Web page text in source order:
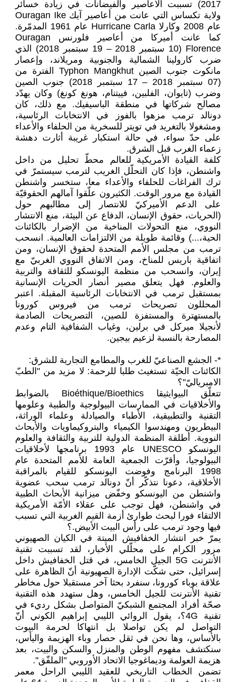
2017) تسببت الأعاصير والفيضانات في زيادة خسائر
ولاية تكساس التي عانت من أعاصير آيك Ouragan Ike
عام 2008 وكارلا Hurricane Carla عام 1961 المدمّرة.
كما عانت أميركا من أعاصير فلورنس Ouragan
Florence (10 سبتمبر 2018 – 19 سبتمبر 2018) الذي
ضرب كارولينا الشمالية والجنوبية ومريلاند، وإعصار
مانكوت جنوب الصين Typhon Mangkhut الفترة من
(07 سبتمبر 2018 – 17 سبتمبر 2018) جنوب الصين
وضرب (تايوان، الفلبين، فييتنام، هونغ كونغ) وكان يهدّد
مصالح شركاتها في منطقة الباسيفيك. مع ذلك، كان
دونالد ترمب مزهوا بالفوز في الانتخابات الرئاسية،
ومشغولا بالتغريد في تويتر للسخرية من الحلفاء والأعداء
على حدّ سواء، في حالة استكبار غريبة أثارت دهشة
زعماء الغرب قبل الشرق.
كلفة القيادة الأمريكية للعالم محطّ تحليل من داخل
واشنطن، فإذا كان التحلّل الغريب لترمب سيستمرّ في
ترك الفراغات للحلفاء والأعداء معا، ستخسر واشنطن
القيادة مع مرور الوقت. الكثيرون علّقوا آمالهم الحقوقيّة
على الدعم الأميركيّ للانتصار إلى مطالبهم حول
(الحريات، حقوق الإنسان، الدفاع عن البيئة، منع الانتشار
النووي، منع التحولات المناخية من الإضرار بالكائنات
الحية،...) وقائمة طويلة من الالتزامات العالمية. انسحب
ترمب من مجلس الأمم المتحدة لحقوق الإنسان، ومن
اتفاقية باريس للمناخ، ومن الاتفاق النووي الغربيّ مع
إيران، وانسحب من منظمة اليونسكو للثقافة والتربية
والعلوم. فهل يتعلق مصير أنصار الحريات الإنسانية
بمستقبل ترمب في الانتخابات الرئاسية المقبلة. اعتبر
المحللون تصريحات ترمب من فيروس كورونا
بالمستهترة والمستفزة للصين، التصريحات الصادمة
لأنجيلا ميركل في برلين، وغياب الشفافية التام وعدم
المصارحة بالنسبة لزعيم بيجين.
*- الجشع الصناعيّ للغرب والمطامع التجارية للشرق:
الكائنات الحيّة تستغيث طلبا للرحمة: لا مزيد من "الطبّ
الامبرياليّ"؟
تتعلّق البيوايثيقا Bioéthique/Bioethics بالضوابط
والأخلاقيات في الممارسات البيولوجية والطبية وعلومها
التقنية والتطبيقية، الأطباء والصيادلة وعلماء الوراثة،
البيطريون ومهندسوا الكيمياء والبتروكيماويات والأبحاث
النووية. أطلقة المنظمة الدولية للتربية والثقافة والعلوم
اليونسكو UNESCO عام 1993 برنامجها لأخلاقيات
البيولوجيا، وأقرّت الجمعية العامة للأمم المتحدة عام
1998 البرنامج وفوضت اليونسكو للقيام بالمراقبة
الأخلاقية، دعونا نتذكّر أنّ دونالد ترمب سحب عضوية
واشنطن من اليونسكو وخفّض ميزانية الأبحاث الطبية
في واشنطن، فهل توجب على عقلاء الأمّة الأمريكية
الالتقاء فورا لبحث طوارئ أزمة القيم الغربية التي تسبب
فيها وجود ترمب على رأس البيت الأبيض.؟
يمرّ خبر انتشار الخفافيش الميتة في الكيان الصهيوني
مرور الكرام على محلّلي الأخبار، لقد تسببت تقنية
الأنترنت 5G الجيل الخامس، في قتل الخفافيش داخل
إسرائيل، حتى شكّت الإدارة الصهيونية أنّ الظاهرة على
علاقة بوباء كورونا، سنفرد بحثا آخر مستقبلا حول مخاطر
تقنية الأنترنت للجيل الخامس، وهل ستهدد هذه التقنية
صحّة أفراد المجتمع الشبكيّ المتواصل بشكل رديء في
تقنية 4G؟، يقول الروائي الليبي إبراهيم الكوني أنّ
التواصل لم يكن تواصلا بل انتهاكا لحرمة البيوت
بالأساس، وها نحن في ثقل حصار وباء الهزيمة واليأس،
سنكتشف مفهوم الوطن والمنزل والسكن والبيت، بعد
هزيمة العولمة وديماغوجيا الاتحاد الأوروبي "الملفّق".
تضمن الخطاب التاريخي للعقيد الليبي الراحل معمر